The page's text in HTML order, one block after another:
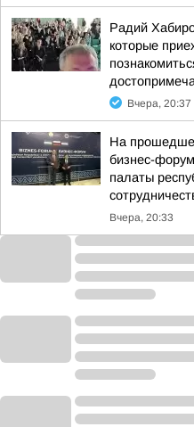
Радий
которые
Вчера, 20:37
На
бизнес-
палаты
Вчера, 20:33